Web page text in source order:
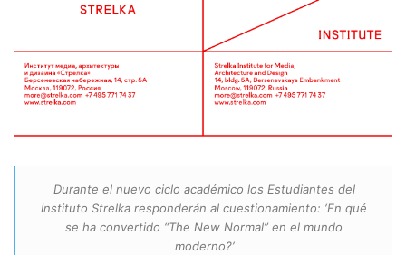
Durante el nuevo ciclo académico los Estudiantes del
Instituto Strelka responderán al cuestionamiento: ‘En qué
se ha convertido “The New Normal” en el mundo
moderno?’